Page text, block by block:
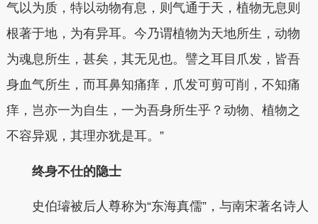
气以为质，特以动物有息，则气通于天，植物无息则
根著于地，为有异耳。今乃谓植物为天地所生，动物
为魂息所生，甚矣，其无见也。譬之耳目爪发，皆吾
身血气所生，而耳鼻知痛痒，爪发可剪可削，不知痛
痒，岂亦一为自生，一为吾身所生乎？动物、植物之
不容异观，其理亦犹是耳。”
终身不仕的隐士
史伯璿被后人尊称为“东海真儒”，与南宋著名诗人